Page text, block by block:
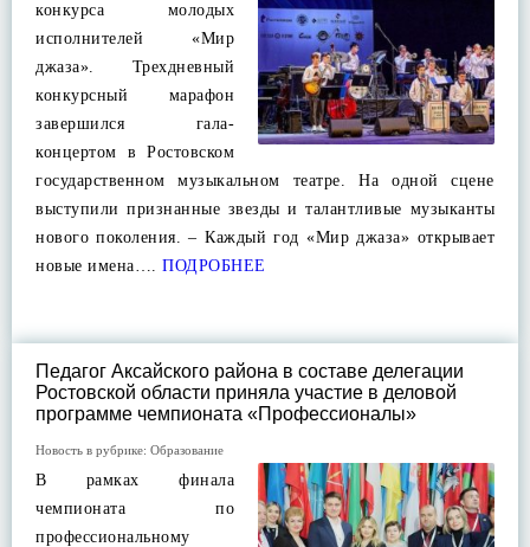
конкурса молодых
исполнителей «Мир
джаза». Трехдневный
конкурсный марафон
завершился гала-
концертом в Ростовском
государственном музыкальном театре. На одной сцене
выступили признанные звезды и талантливые музыканты
нового поколения. – Каждый год «Мир джаза» открывает
новые имена…. ПОДРОБНЕЕ
Педагог Аксайского района в составе делегации
Ростовской области приняла участие в деловой
программе чемпионата «Профессионалы»
Новость в рубрике: Образование
В рамках финала
чемпионата по
профессиональному